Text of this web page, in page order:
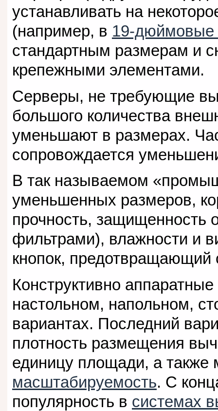
устанавливать на
(например, в 19-дюймовые
стандартным размерам и
крепежными элементами.
Серверы, не требующие
большого количества
уменьшают в размерах.
сопровождается
В так называемом
уменьшенных размеров,
прочность,
фильтрами), влажности и
кнопок, предотвращающий
Конструктивно
настольном, напольном,
вариантах. Последний
плотность размещения
единицу площади, а также
масштабируемость. С
популярность в системах